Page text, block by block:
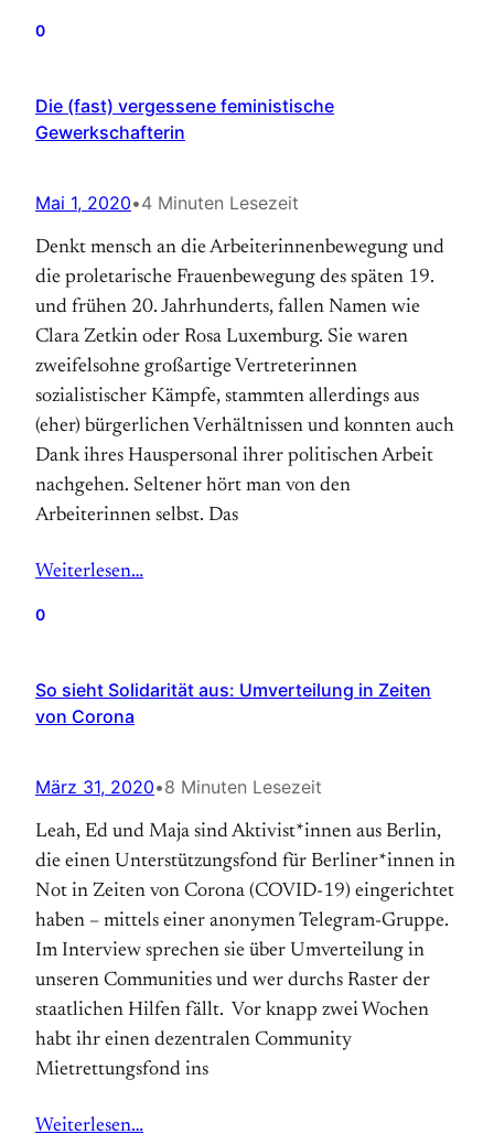
0
Die (fast) vergessene feministische
Gewerkschafterin
Mai 1, 2020•4 Minuten Lesezeit
Denkt mensch an die Arbeiterinnenbewegung und
die proletarische Frauenbewegung des späten 19.
und frühen 20. Jahrhunderts, fallen Namen wie
Clara Zetkin oder Rosa Luxemburg. Sie waren
zweifelsohne großartige Vertreterinnen
sozialistischer Kämpfe, stammten allerdings aus
(eher) bürgerlichen Verhältnissen und konnten auch
Dank ihres Hauspersonal ihrer politischen Arbeit
nachgehen. Seltener hört man von den
Arbeiterinnen selbst. Das
Weiterlesen…
0
So sieht Solidarität aus: Umverteilung in Zeiten
von Corona
März 31, 2020•8 Minuten Lesezeit
Leah, Ed und Maja sind Aktivist*innen aus Berlin,
die einen Unterstützungsfond für Berliner*innen in
Not in Zeiten von Corona (COVID-19) eingerichtet
haben – mittels einer anonymen Telegram-Gruppe.
Im Interview sprechen sie über Umverteilung in
unseren Communities und wer durchs Raster der
staatlichen Hilfen fällt. Vor knapp zwei Wochen
habt ihr einen dezentralen Community
Mietrettungsfond ins
Weiterlesen…